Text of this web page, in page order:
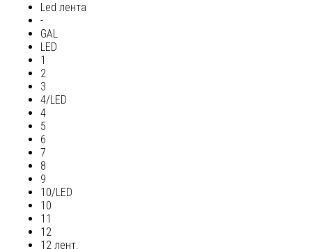
Led лента
-
GAL
LED
1
2
3
4/LED
4
5
6
7
8
9
10/LED
10
11
12
12 лент.